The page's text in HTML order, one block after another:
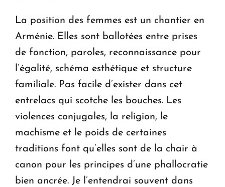
La position des femmes est un chantier en
Arménie. Elles sont ballotées entre prises
de fonction, paroles, reconnaissance pour
l’égalité, schéma esthétique et structure
familiale. Pas facile d’exister dans cet
entrelacs qui scotche les bouches. Les
violences conjugales, la religion, le
machisme et le poids de certaines
traditions font qu’elles sont de la chair à
canon pour les principes d’une phallocratie
bien ancrée. Je l’entendrai souvent dans